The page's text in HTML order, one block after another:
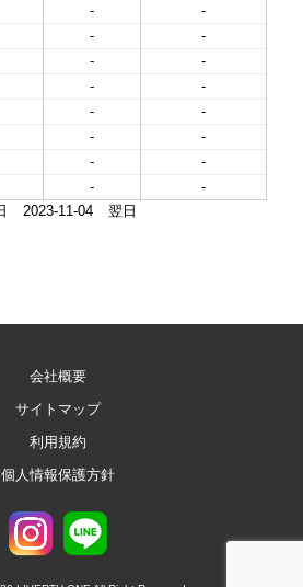
-
-
-
-
-
-
-
-
-
-
-
-
-
-
-
-
2023-11-04 翌日
会社概要
サイトマップ
利用規約
個人情報保護方針